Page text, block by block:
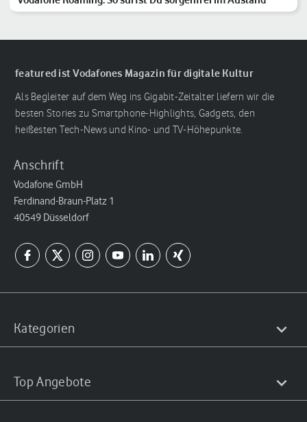
featured ist Vodafones Magazin für digitale Kultur
Als Begleiter auf dem Weg ins Gigabit-Zeitalter liefern wir die
besten Stories zu Smartphone-Highlights, Gadgets, den
heißesten Tech-News und Kino- und TV-Höhepunkte.
Anschrift
Vodafone GmbH
Ferdinand-Braun-Platz 1
40549 Düsseldorf
Kategorien
Top Angebote